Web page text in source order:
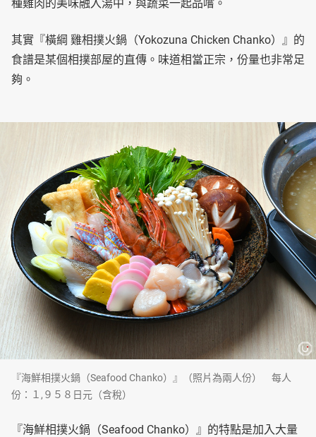
種雞肉的美味融入湯中，與蔬菜一起品嚐。
其實『橫綱 雞相撲火鍋（Yokozuna Chicken Chanko）』的
食譜是某個相撲部屋的直傳。味道相當正宗，份量也非常足
夠。
『海鮮相撲火鍋（Seafood Chanko）』（照片為兩人份） 每人
份：１,９５８日元（含稅）
『海鮮相撲火鍋（Seafood Chanko）』的特點是加入大量